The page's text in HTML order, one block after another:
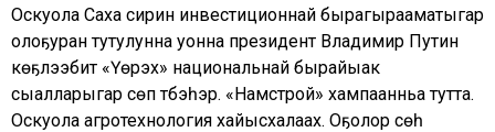
Оскуола Саха сирин инвестиционнай бырагырааматыгар
олоҕуран тутулунна уонна президент Владимир Путин
көҕүлээбит «Үөрэх» национальнай бырайыак
сыалларыгар сөп түбэһэр. «Намстрой» хампаанньа тутта.
Оскуола агротехнология хайысхалаах. Оҕолор сүөһү